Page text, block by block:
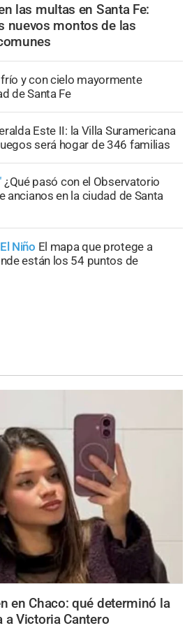
las multas en Santa Fe:
nuevos montos de las
y con cielo mayormente
de Santa Fe
Este II: la Villa Suramericana
será hogar de 346 familias
¿Qué pasó con el Observatorio
ancianos en la ciudad de Santa
Niño El mapa que protege a
están los 54 puntos de
en Chaco: qué determinó la
Victoria Cantero